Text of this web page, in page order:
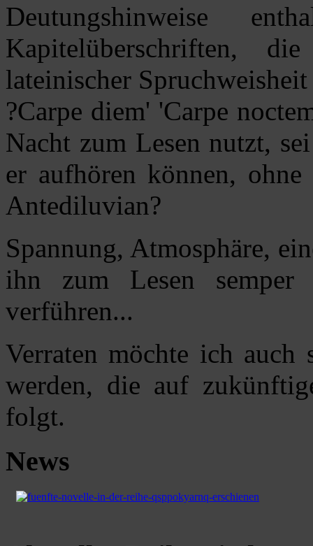
Deutungshinweise
Kapitelüberschriften,
lateinischer Spruchweisheit
?Carpe diem' 'Carpe
Nacht zum Lesen nutzt,
er aufhören können,
Antediluvian?
Spannung, Atmosphäre,
ihn zum Lesen semper
verführen...
Verraten möchte ich auch
werden, die auf
folgt.
News